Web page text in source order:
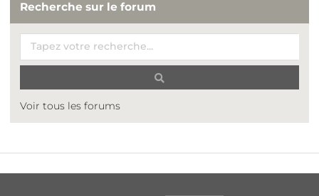
Recherche sur le forum
Voir tous les forums